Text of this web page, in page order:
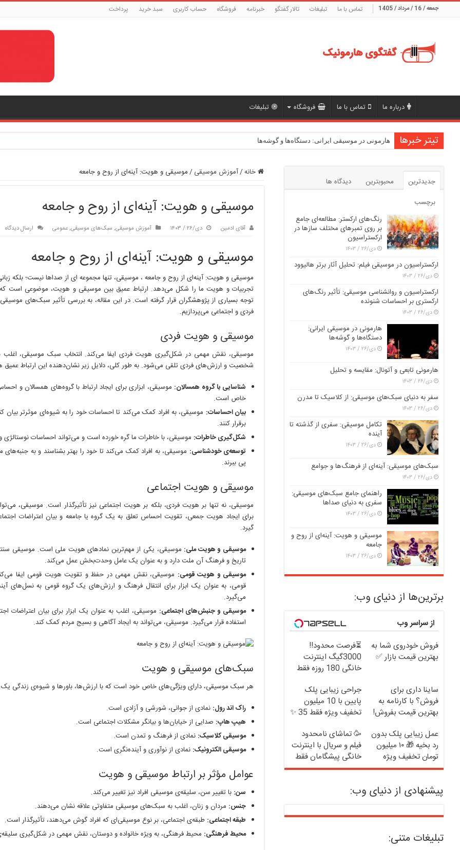
جمعه / 16 / مرداد / 1405 تماس با ما تبلیغات تالار گفتگو خبرنامه فروشگاه حساب کاربری سبد خرید پرداخت
درباره ما تماس با ما فروشگاه تبلیغات
تیتر خبرها هارمونی در موسیقی ایرانی: دستگاه‌ها و گوشه‌ها
خانه/آموزش موسیقی/موسیقی و هویت: آینه‌ای از روح و جامعه
موسیقی و هویت: آینه‌ای از روح و جامعه
آقای ادمین دی/۲۶ / ۱۴۰۳ آموزش موسیقی, سبک‌های موسیقی,عمومی ارسال دیدگاه
موسیقی و هویت: آینه‌ای از روح و جامعه
موسیقی و هویت: آینه‌ای از روح و جامعه ، موسیقی، تنها مجموعه ای از صداها نیست؛ بلکه
تجربیات و هویت ما را شکل می‌دهد. ارتباط عمیق بین موسیقی و هویت، موضوعی است
توجه بسیاری از پژوهشگران قرار گرفته است. در این مقاله، به بررسی تأثیر سبک‌های
فردی و اجتماعی می‌پردازیم.
موسیقی و هویت فردی
موسیقی، نقش مهمی در شکل‌گیری هویت فردی ایفا می‌کند. انتخاب سبک موسیقی، اغلب
شخصیت و ارزش‌های فردی تلقی می‌شود. به طور کلی، دلایل زیر نشان‌دهنده این ارتباط عمیق
شناسایی با گروه همسالان: موسیقی، ابزاری برای ایجاد ارتباط با گروه‌های همسالان و
خاص است.
بیان احساسات: موسیقی، به افراد کمک می‌کند تا احساسات خود را به شیوه‌ای موثرتر بیان
برقرار کنند.
شکل‌گیری خاطرات: موسیقی، با خاطرات ما گره خورده است و می‌تواند احساسات نوستالژی و
توسعه‌ی خودشناسی: موسیقی، به افراد کمک می‌کند تا خود را بهتر بشناسند و به
پی ببرند.
موسیقی و هویت اجتماعی
موسیقی، نه تنها بر هویت فردی، بلکه بر هویت اجتماعی نیز تأثیرگذار است. موسیقی،
برای ایجاد هویت جمعی، تقویت احساس تعلق به یک گروه یا جامعه و بیان اعتراضات
گیرد.
موسیقی و هویت ملی: موسیقی، یکی از مهم‌ترین نمادهای هویت ملی است. موسیقی
تاریخ و فرهنگ آن ملت دارد و به عنوان یک عامل وحدت‌بخش عمل می‌کند.
موسیقی و هویت قومی: موسیقی، نقش مهمی در حفظ و تقویت هویت قومی ایفا
قومی، به عنوان یک ابزار برای انتقال فرهنگ و ارزش‌های یک گروه قومی به نسل‌های
می‌گیرد.
موسیقی و جنبش‌های اجتماعی: موسیقی، اغلب به عنوان یک ابزار برای بیان اعتراضات
استفاده قرار می‌گیرد. موسیقی، می‌تواند به ایجاد آگاهی و بسیج مردم کمک کند.
سبک‌های موسیقی و هویت
هر سبک موسیقی، دارای ویژگی‌های خاص خود است که با ارزش‌ها، باورها و شیوه‌ی زندگی
راک اند رول: نمادی از جوانی، شورشی و آزادی است.
هیپ هاپ: صدایی از خیابان‌ها و بیانگر مشکلات اجتماعی است.
موسیقی کلاسیک: نمادی از فرهنگ و تمدن است.
موسیقی الکترونیک: نمادی از نوآوری و آینده‌نگری است.
عوامل مؤثر بر ارتباط موسیقی و هویت
سن: با تغییر سن، سلیقه‌ی موسیقی افراد نیز تغییر می‌کند.
جنس: مردان و زنان، اغلب به سبک‌های موسیقی متفاوتی علاقه نشان می‌دهند.
طبقه اجتماعی: طبقه‌ی اجتماعی، بر نوع موسیقی‌ای که افراد گوش می‌دهند، تأثیرگذار است.
محیط فرهنگی: محیط فرهنگی، به ویژه خانواده و دوستان، نقش مهمی در شکل‌گیری
جدیدترین محبوبترین
دیدگاه ها
برچسب
رنگ‌های ارکستر: مطالعه‌ای جامع
بر روی تمبرهای مختلف سازها در
ارکستراسیون
دی/۲۶ / ۱۴۰۳
ارکستراسیون در موسیقی فیلم: تحلیل آثار برتر هالیوود
دی/۲۶ / ۱۴۰۳
ارکستراسیون و روانشناسی موسیقی: تأثیر رنگ‌های
ارکستری بر احساسات شنونده
دی/۲۶ / ۱۴۰۳
هارمونی در موسیقی ایرانی:
دستگاه‌ها و گوشه‌ها
دی/۲۶ / ۱۴۰۳
هارمونی تابعی و آتونال: مقایسه و تحلیل
دی/۲۶ / ۱۴۰۳
سفر به دنیای سبک‌های موسیقی: از کلاسیک تا مدرن
دی/۲۶ / ۱۴۰۳
تکامل موسیقی: سفری از گذشته تا
آینده
دی/۲۶ / ۱۴۰۳
سبک‌های موسیقی: آینه‌ای از فرهنگ‌ها و جوامع
دی/۲۶ / ۱۴۰۳
راهنمای جامع سبک‌های موسیقی:
سفری به دنیای صداها
دی/۲۶ / ۱۴۰۳
موسیقی و هویت: آینه‌ای از روح و
جامعه
دی/۲۶ / ۱۴۰۳
برترین‌ها از دنیای وب:
از سراسر وب
فروش خودروی شما به
بهترین قیمت بازار ✅
⏳فرصت محدود!!
3000گیگ اینترنت
خانگی 180 روزه فقط
ساینا داری برای
فروش؟ با کارنامه به
بهترین قیمت بفروش!
جراحی زیبایی پلک
پایین با 10 میلیون
تخفیف ویژه فقط 35 ✨
عمل زیبایی پلک بدون
رد بخیه 🎁 ۱۰ میلیون
تومان تخفیف ویژه
🥳 تماشای نامحدود
فیلم و سریال با اینترنت
خانگی پیشگامان فقط
ماهی 100
پیشنهادی از دنیای وب:
تبلیغات متنی: